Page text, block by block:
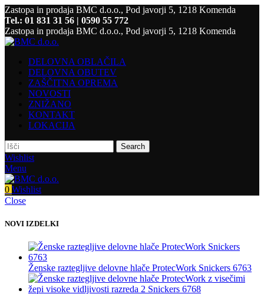
Zastopa in prodaja BMC d.o.o., Pod javorji 5, 1218 Komenda
Tel.: 01 831 31 56 | 0590 55 772
Zastopa in prodaja BMC d.o.o., Pod javorji 5, 1218 Komenda
DELOVNA OBLAČILA
DELOVNA OBUTEV
ZAŠČITNA OPREMA
NOVOSTI
ZNIŽANO
KONTAKT
LOKACIJA
Search
Wishlist
Menu
0 Wishlist
Close
NOVI IZDELKI
Ženske raztegljive delovne hlače ProtecWork Snickers 6763